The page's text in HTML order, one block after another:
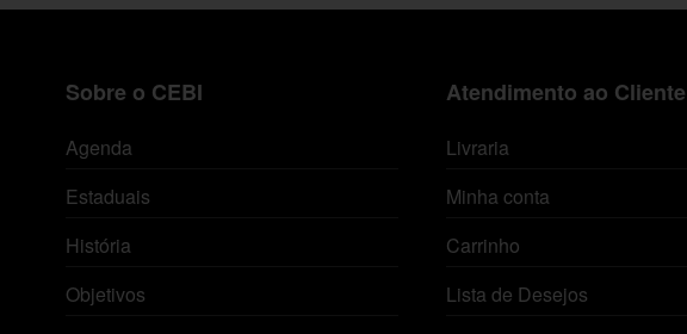
Sobre o CEBI
Agenda
Estaduais
História
Objetivos
Atendimento ao Cliente
Livraria
Minha conta
Carrinho
Lista de Desejos